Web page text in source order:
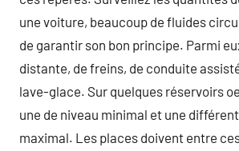
une voiture, beaucoup de fluides
de garantir son bon principe. Parmi
distante, de freins, de conduite
lave-glace. Sur quelques réservoirs
une de niveau minimal et une
maximal. Les places doivent entre